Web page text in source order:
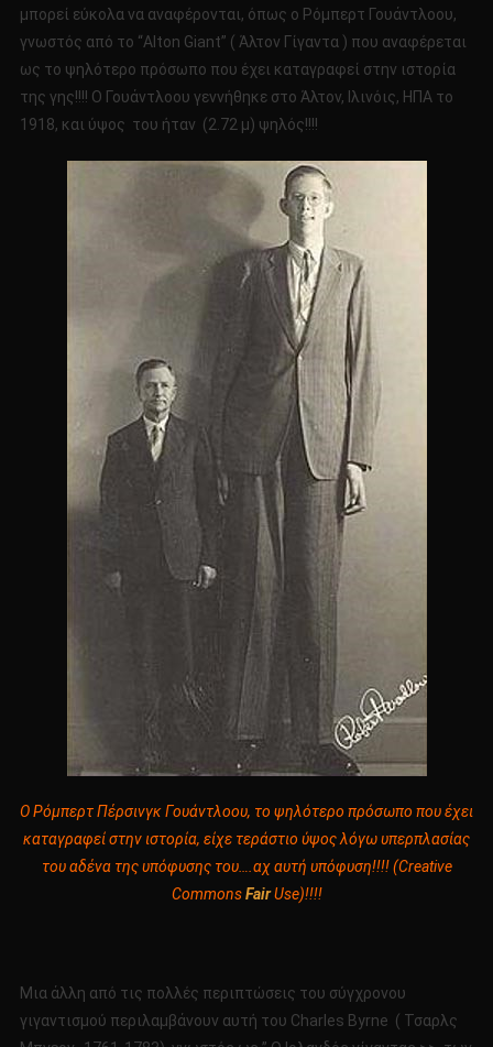
μπορεί εύκολα να αναφέρονται, όπως ο Ρόμπερτ Γουάντλοου,
γνωστός από το “Alton Giant” ( Άλτον Γίγαντα ) που αναφέρεται
ως το ψηλότερο πρόσωπο που έχει καταγραφεί στην ιστορία
της γης!!!! Ο Γουάντλοου γεννήθηκε στο Άλτον, Ιλινόις, ΗΠΑ το
1918, και ύψος του ήταν (2.72 μ) ψηλός!!!!
Ο Ρόμπερτ Πέρσινγκ Γουάντλοου, το ψηλότερο πρόσωπο που έχει
καταγραφεί στην ιστορία, είχε τεράστιο ύψος λόγω υπερπλασίας
του αδένα της υπόφυσης του….αχ αυτή υπόφυση!!!! (Creative
Commons FairUse)!!!!
Μια άλλη από τις πολλές περιπτώσεις του σύγχρονου
γιγαντισμού περιλαμβάνουν αυτή του Charles Byrne ( Τσαρλς